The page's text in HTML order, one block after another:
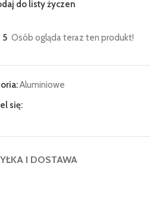
do listy życzen
5 Osób ogląda teraz ten produkt!
Aluminiowe
się:
I DOSTAWA